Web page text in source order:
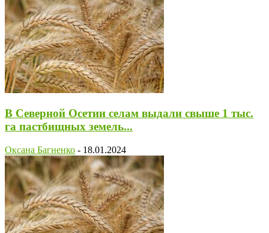
В Северной Осетии селам выдали свыше 1 тыс.
га пастбищных земель...
Оксана Багненко - 18.01.2024